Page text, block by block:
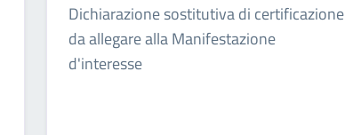
Dichiarazione sostitutiva di certificazione
da allegare alla Manifestazione
d'interesse